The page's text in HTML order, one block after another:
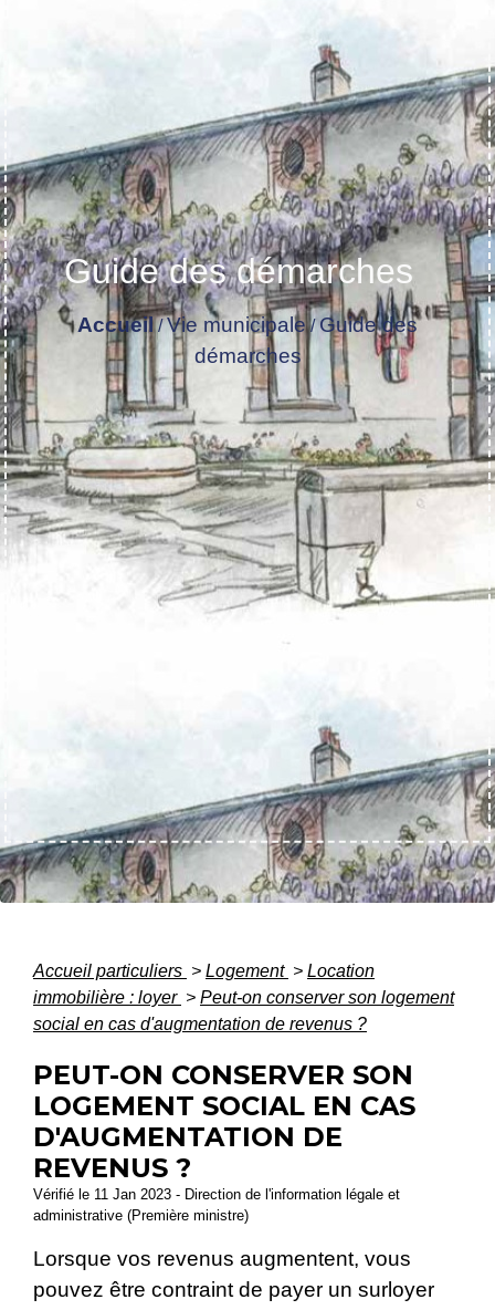
Guide des démarches
Accueil /Vie municipale/Guide des
démarches
Accueil particuliers > Logement > Location
immobilière : loyer > Peut-on conserver son logement
social en cas d'augmentation de revenus ?
PEUT-ON CONSERVER SON
LOGEMENT SOCIAL EN CAS
D'AUGMENTATION DE
REVENUS ?
Vérifié le 11 Jan 2023 - Direction de l'information légale et
administrative (Première ministre)
Lorsque vos revenus augmentent, vous
pouvez être contraint de payer un surloyer